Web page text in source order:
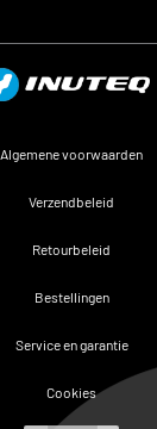
Algemene voorwaarden
Verzendbeleid
Retourbeleid
Bestellingen
Service en garantie
Cookies